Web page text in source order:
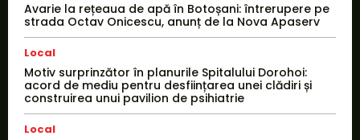
Avarie la rețeaua de apă în Botoșani: întrerupere pe
strada Octav Onicescu, anunț de la Nova Apaserv
Local
Motiv surprinzător în planurile Spitalului Dorohoi:
acord de mediu pentru desființarea unei clădiri și
construirea unui pavilion de psihiatrie
Local